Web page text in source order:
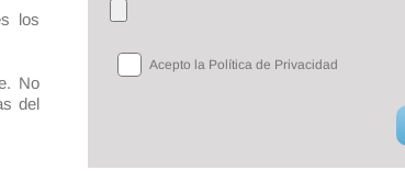
los
No
del
Acepto la Política de Privacidad